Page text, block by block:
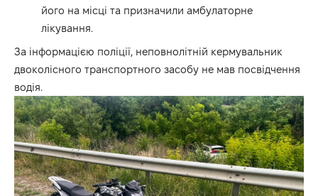
його на місці та призначили амбулаторне
лікування.
За інформацією поліції, неповнолітній кермувальник
двоколісного транспортного засобу не мав посвідчення
водія.